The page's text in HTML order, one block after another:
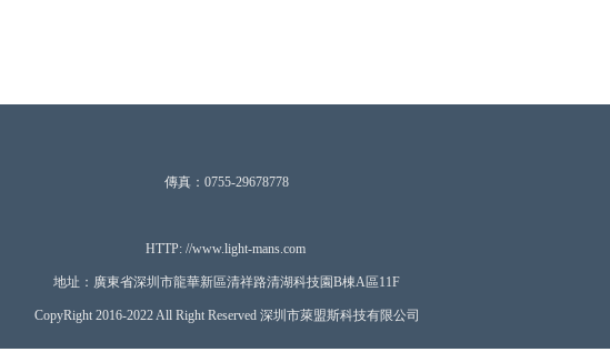
傳真：0755-29678778
HTTP: //www.light-mans.com
地址：廣東省深圳市龍華新區清祥路清湖科技園B棟A區11F
CopyRight 2016-2022 All Right Reserved 深圳市萊盟斯科技有限公司